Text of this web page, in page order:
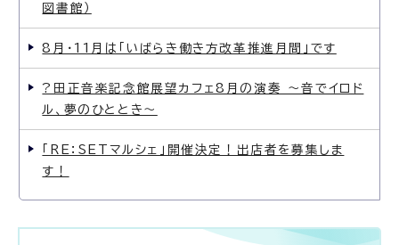
図書館）
8月・11月は「いばらき働き方改革推進月間」です
?田正音楽記念館展望カフェ8月の演奏 〜音でイロド
ル、夢のひととき〜
「RE：SETマルシェ」開催決定！出店者を募集しま
す！